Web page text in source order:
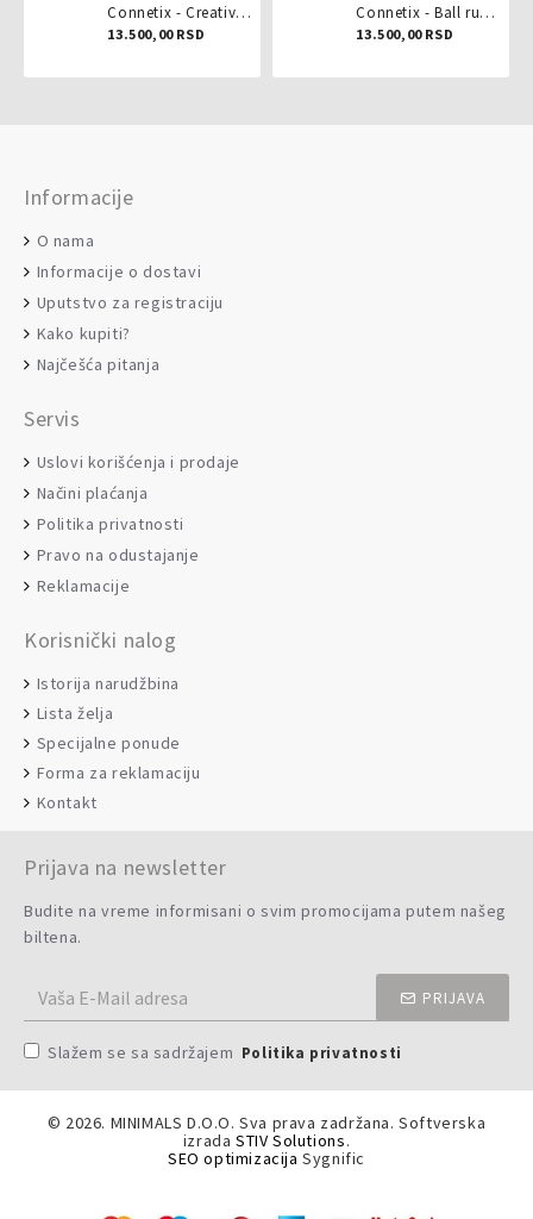
Connetix - Creative pack 102 dela
13.500,00 RSD
Connetix - Ball run pastel 106 delova
13.500,00 RSD
Informacije
O nama
Informacije o dostavi
Uputstvo za registraciju
Kako kupiti?
Najčešća pitanja
Servis
Uslovi korišćenja i prodaje
Načini plaćanja
Politika privatnosti
Pravo na odustajanje
Reklamacije
Korisnički nalog
Istorija narudžbina
Lista želja
Specijalne ponude
Forma za reklamaciju
Kontakt
Prijava na newsletter
Budite na vreme informisani o svim promocijama putem našeg
biltena.
PRIJAVA
Slažem se sa sadržajem Politika privatnosti
© 2026. MINIMALS D.O.O. Sva prava zadržana. Softverska
izradaSTIV Solutions.
SEO optimizacija Sygnific